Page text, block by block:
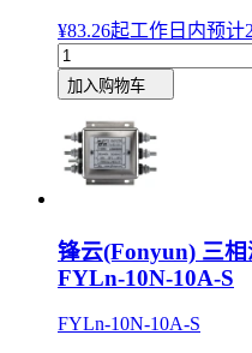
¥83.26起工作日内预计
加入购物车
锋云(Fonyun) 三
FYLn-10N-10A-S
FYLn-10N-10A-S